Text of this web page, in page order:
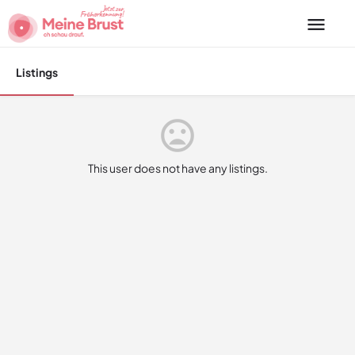
Listings
This user does not have any listings.